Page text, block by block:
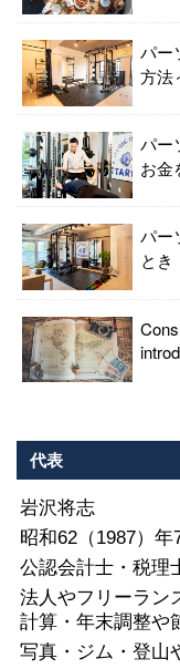
パー
方法
パー
お金
パー
とき
代表
岩沢将志
昭和62（1987）年
公認会計士・税理
法人やフリーラン
計算・年末調整や
写真・ジム・登山